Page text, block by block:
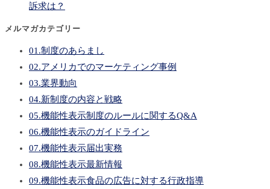
訴求は？
メルマガカテゴリー
01.制度のあらまし
02.アメリカでのマーケティング事例
03.業界動向
04.新制度の内容と戦略
05.機能性表示制度のルールに関するQ&A
06.機能性表示のガイドライン
07.機能性表示届出実務
08.機能性表示最新情報
09.機能性表示食品の広告に対する行政指導